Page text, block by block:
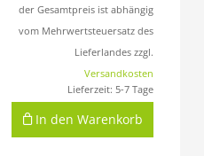
In den Warenkorb
der Gesamtpreis ist abhängig
vom Mehrwertsteuersatz des
Lieferlandes zzgl.
Versandkosten
Lieferzeit: 5-7 Tage